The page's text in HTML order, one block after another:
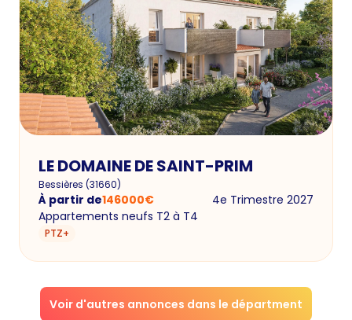
LE DOMAINE DE SAINT-PRIM
Bessières (31660)
À partir de146000€
4e Trimestre 2027
Appartements neufs T2 à T4
PTZ+
Voir d'autres annonces dans le départment